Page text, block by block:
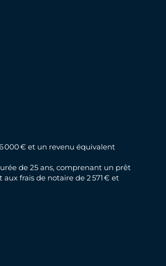
000 € et un revenu équivalent
de 25 ans, comprenant un prêt
frais de notaire de 2 571 € et